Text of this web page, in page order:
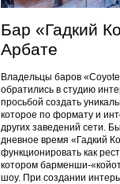
Бар «Гадкий
Арбате
Владельцы баров
обратились в студию
просьбой создать
которое по формату и
других заведений сети.
дневное время «Гадкий
функционировать как
котором барменши-
шоу. При создании